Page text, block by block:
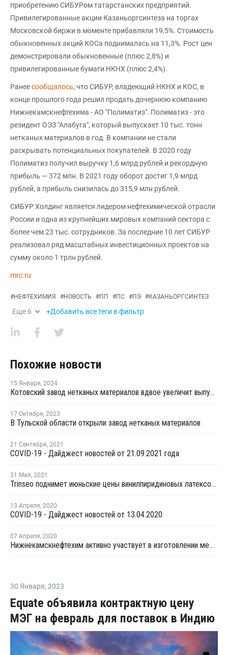
приобретению СИБУРом татарстанских предприятий.
Привилегированные акции Казаньоргсинтеза на торгах
Московской биржи в моменте прибавляли 19,5%. Стоимость
обыкновенных акций КОСа поднималась на 11,3%. Рост цен
демонстрировали обыкновенные (плюс 2,8%) и
привилегированные бумаги НКНХ (плюс 2,4%).
Ранеесообщалось, что СИБУР, владеющий НКНХ и КОС, в
конце прошлого года решил продать дочернюю компанию
Нижнекамскнефтехима - АО "Полиматиз". Полиматиз - это
резидент ОЭЗ "Алабуга", который выпускает 10 тыс. тонн
нетканых материалов в год. В компании не стали
раскрывать потенциальных покупателей. В 2020 году
Полиматиз получил выручку 1,6 млрд рублей и рекордную
прибыль — 372 млн. В 2021 году оборот достиг 1,9 млрд
рублей, а прибыль снизилась до 315,9 млн рублей.
СИБУР Холдинг является лидером нефтехимической отрасли
России и одна из крупнейших мировых компаний сектора с
более чем 23 тыс. сотрудников. За последние 10 лет СИБУР
реализовал ряд масштабных инвестиционных проектов на
сумму около 1 трлн рублей.
mrc.ru
#НЕФТЕХИМИЯ #НОВОСТЬ #ПП #ПС #ПЭ #КАЗАНЬОРГСИНТЕЗ
Еще 6 +Добавить все теги в фильтр
Похожие новости
15 Января, 2024
Котовский завод нетканых материалов вдвое увеличит выпуск синтепона к 2025 году
17 Октября, 2023
В Тульской области открыли завод нетканых материалов
21 Сентября, 2021
COVID-19 - Дайджест новостей от 21.09.2021 года
31 Мая, 2021
Trinseo поднимет июньские цены винилпиридиновых латексов в Европе, странах Ближнего Востока и Африки
13 Апреля, 2020
COVID-19 - Дайджест новостей от 13.04.2020
07 Апреля, 2020
Нижнекамскнефтехим активно участвует в изготовлении медицинских масок
30 Января, 2023
Equate объявила контрактную цену
МЭГ на февраль для поставок в Индию